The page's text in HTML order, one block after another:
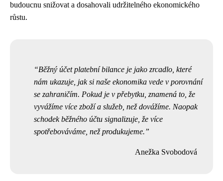
budoucnu snižovat a dosahovali udržitelného ekonomického
růstu.
Běžný účet platební bilance je jako zrcadlo, které
nám ukazuje, jak si naše ekonomika vede v porovnání
se zahraničím. Pokud je v přebytku, znamená to, že
vyvážíme více zboží a služeb, než dovážíme. Naopak
schodek běžného účtu signalizuje, že více
spotřebováváme, než produkujeme.
Anežka Svobodová